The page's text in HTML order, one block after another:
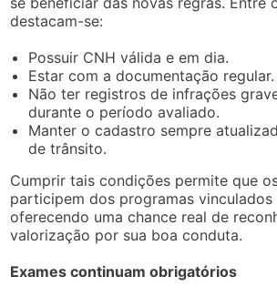
destacam-se:
Possuir CNH válida e em dia.
Estar com a documentação regular.
Não ter registros de infrações
durante o período avaliado.
Manter o cadastro sempre
de trânsito.
Cumprir tais condições permite que
participem dos programas vinculados
oferecendo uma chance real de
valorização por sua boa conduta.
Exames continuam obrigatórios